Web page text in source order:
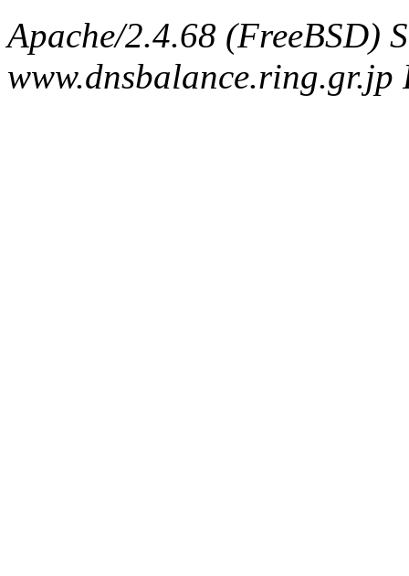
Apache/2.4.68 (FreeBSD)
www.dnsbalance.ring.gr.jp